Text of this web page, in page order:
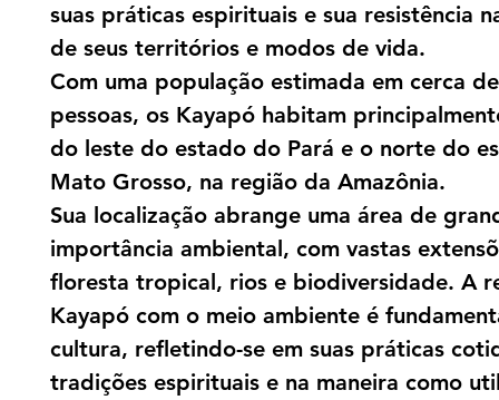
suas práticas espirituais e sua resistência
de seus territórios e modos de vida.
Com uma população estimada em cerca
pessoas, os Kayapó habitam
do leste do estado do Pará e o norte do
Mato Grosso, na região da Amazônia.
Sua localização abrange uma área de
importância ambiental, com vastas
floresta tropical, rios e biodiversidade. A
Kayapó com o meio ambiente é
cultura, refletindo-se em suas práticas
tradições espirituais e na maneira como